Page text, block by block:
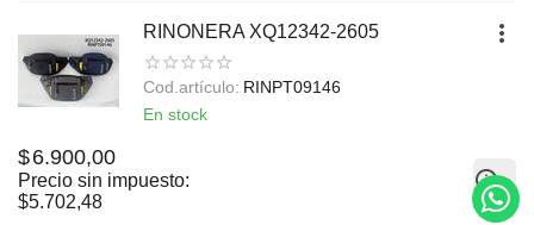
RINONERA XQ12342-2605
Cod.artículo: RINPT09146
En stock
$6.900,00
Precio sin impuesto:
$5.702,48